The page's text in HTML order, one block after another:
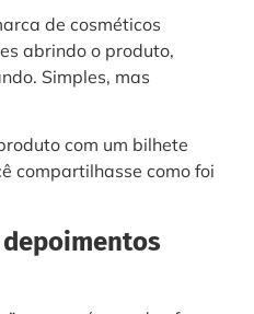
de cosméticos
abrindo o produto,
Simples, mas
com um bilhete
compartilhasse como foi
depoimentos